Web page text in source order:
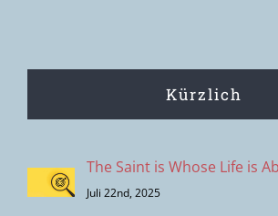
Kürzlich
The Saint is Whose Life is
Juli 22nd, 2025